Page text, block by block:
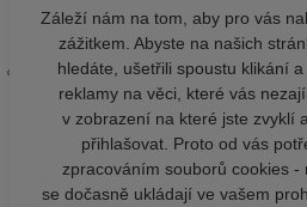
Záleží nám na tom, aby pro vás
zážitkem. Abyste na našich
hledáte, ušetřili spoustu klikání
reklamy na věci, které vás
v zobrazení na které jste zvyklí
přihlašovat. Proto od vás
zpracováním souborů cookies -
se dočasně ukládají ve vašem